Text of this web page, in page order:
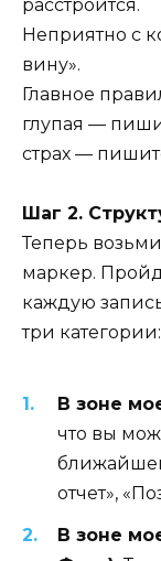
расстроится.
Неприятно с
вину».
Главное
глупая —
страх —
Шаг 2.
Теперь
маркер.
каждую
три категории:
В зоне
что вы
отчет»,
В зоне